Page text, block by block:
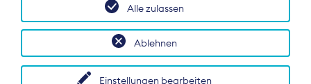
Deutschland und auf EU-Ebene.
Einstellungen bearbeiten
Ablehnen
Alle zulassen